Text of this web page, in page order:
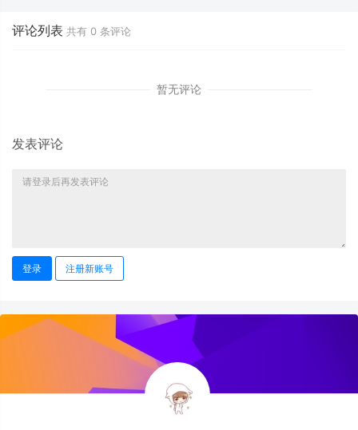
评论列表 共有 0 条评论
暂无评论
发表评论
登录 注册新账号